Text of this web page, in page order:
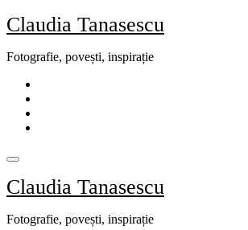
Skip
to
Claudia Tanasescu
Fotografie, povești, inspirație
Claudia Tanasescu
Fotografie, povești, inspirație